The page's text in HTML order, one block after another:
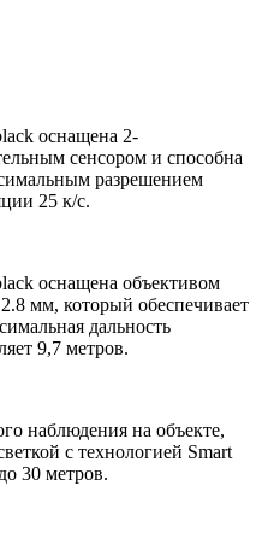
оснащена 2-
сенсором и способна
разрешением
25 к/с.
оснащена объективом
мм, который обеспечивает
дальность
9,7 метров.
наблюдения на объекте,
с технологией Smart
30 метров.